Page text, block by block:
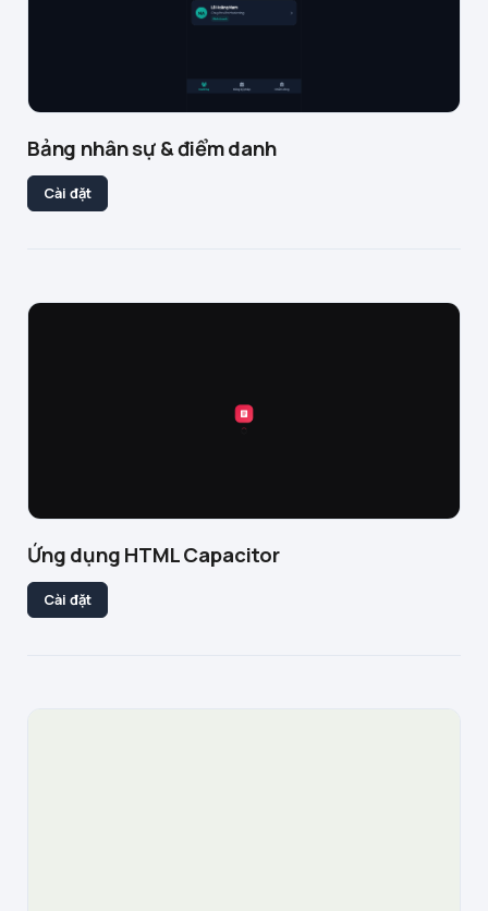
Bảng nhân sự & điểm danh
Cài đặt
Ứng dụng HTML Capacitor
Cài đặt